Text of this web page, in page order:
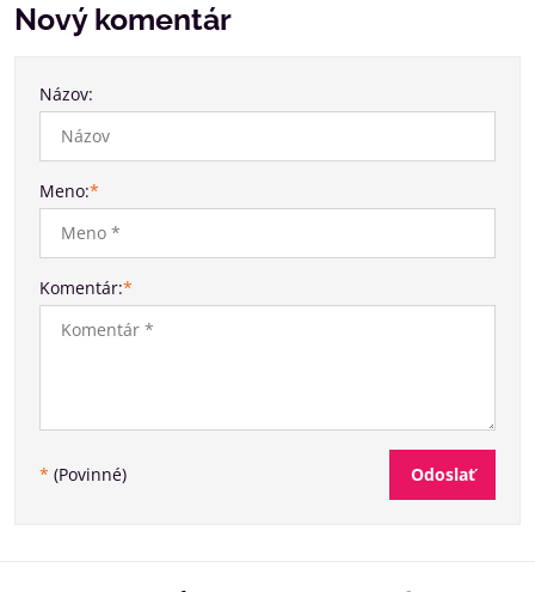
Nový komentár
Názov:
Meno:*
Komentár:*
* (Povinné) Odoslať